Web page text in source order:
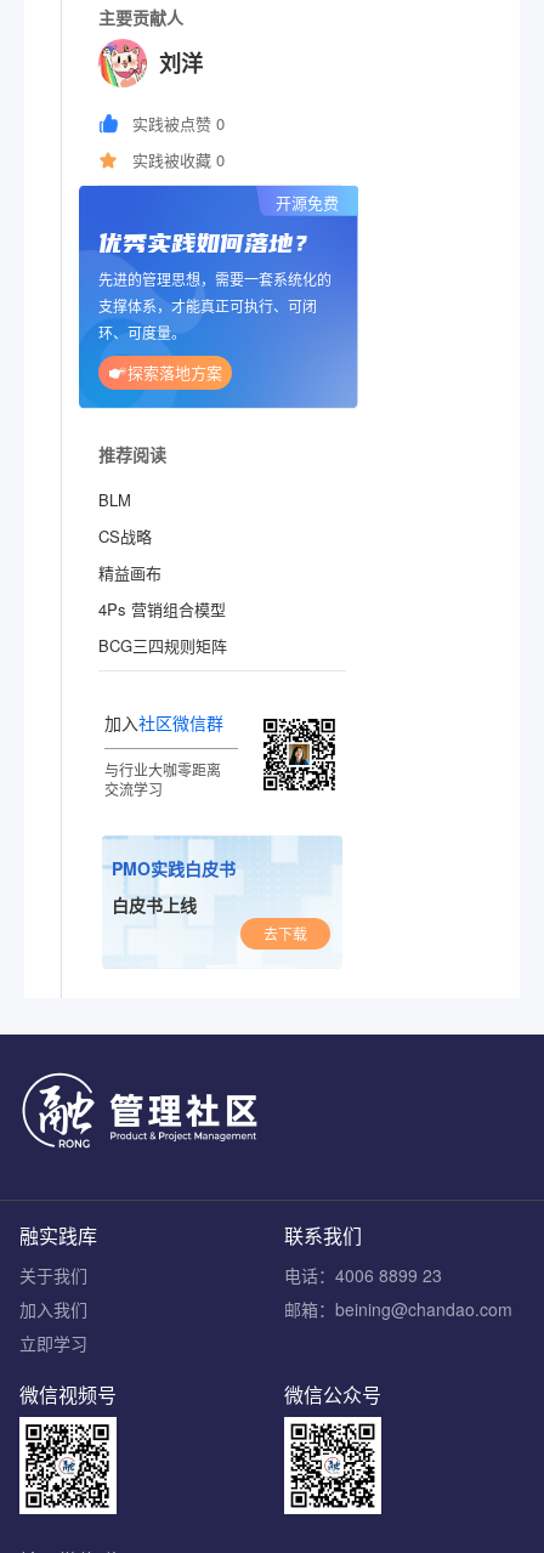
主要贡献人
刘洋
实践被点赞 0
实践被收藏 0
开源免费
优秀实践如何落地？
先进的管理思想，需要一套系统化的
支撑体系，才能真正可执行、可闭
环、可度量。
探索落地方案
推荐阅读
BLM
CS战略
精益画布
4Ps 营销组合模型
BCG三四规则矩阵
加入社区微信群
与行业大咖零距离
交流学习
PMO实践白皮书
白皮书上线
去下载
联系我们
电话：4006 8899 23
邮箱：beining@chandao.com
融实践库
关于我们
加入我们
立即学习
微信公众号
微信视频号